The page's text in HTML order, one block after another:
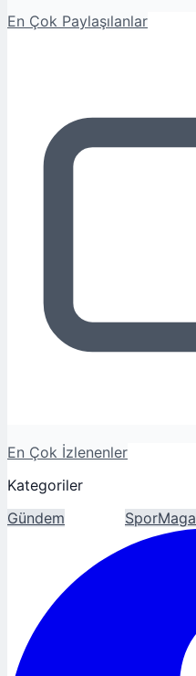
En Çok Paylaşılanlar
En Çok İzlenenler
Kategoriler
Gündem
Spor